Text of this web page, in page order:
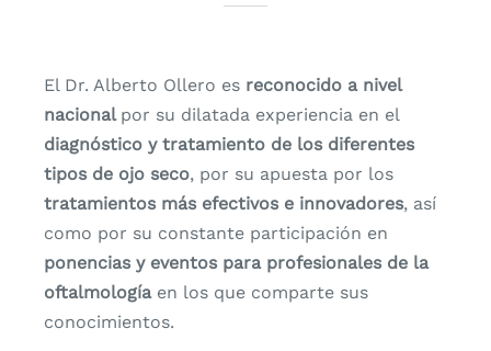
El Dr. Alberto Ollero es reconocido a nivel
nacional por su dilatada experiencia en el
diagnóstico y tratamiento de los diferentes
tipos de ojo seco, por su apuesta por los
tratamientos más efectivos e innovadores, así
como por su constante participación en
ponencias y eventos para profesionales de la
oftalmología en los que comparte sus
conocimientos.